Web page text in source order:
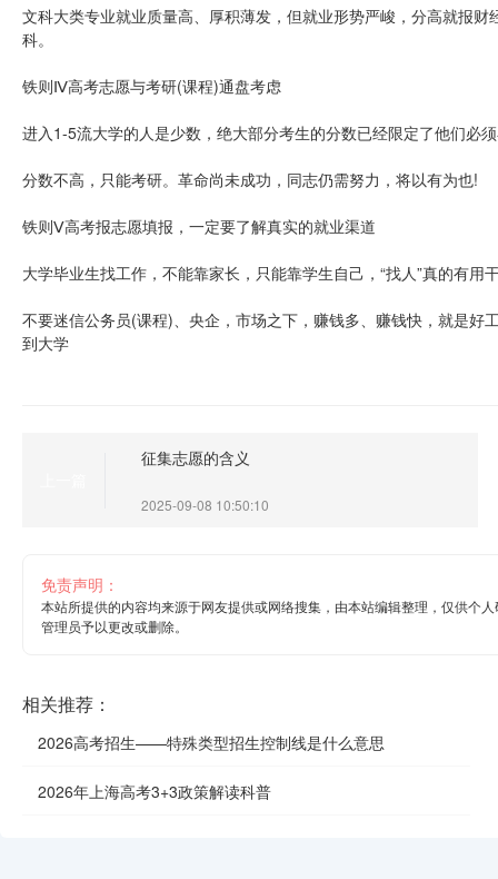
文科大类专业就业质量高、厚积薄发，但就业形势严峻，分高就报
科。
铁则Ⅳ高考志愿与考研(课程)通盘考虑
进入1-5流大学的人是少数，绝大部分考生的分数已经限定了他们必
分数不高，只能考研。革命尚未成功，同志仍需努力，将以有为也!
铁则Ⅴ高考报志愿填报，一定要了解真实的就业渠道
大学毕业生找工作，不能靠家长，只能靠学生自己，“找人”真的有用
不要迷信公务员(课程)、央企，市场之下，赚钱多、赚钱快，就是
到大学
征集志愿的含义
2025-09-08 10:50:10
免责声明：
本站所提供的内容均来源于网友提供或网络搜集，由本站编辑整理，仅供个
管理员予以更改或删除。
相关推荐：
2026高考招生——特殊类型招生控制线是什么意思
2026年上海高考3+3政策解读科普